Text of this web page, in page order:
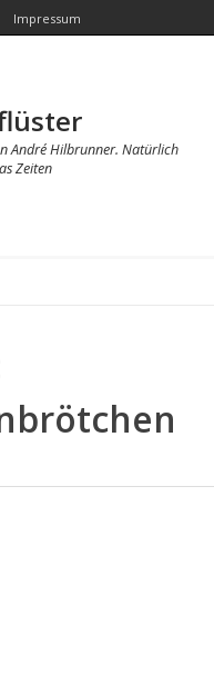
Impressum
André Hilbrunner. Natürlich
Zeiten